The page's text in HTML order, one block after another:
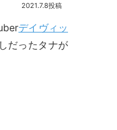
2021.7.8
デイヴィッ
だったタナが